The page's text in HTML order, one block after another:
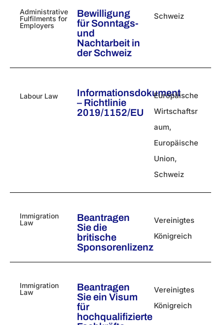
Administrative
Fulfilments for
Employers
Bewilligung
für Sonntags-
und
Nachtarbeit in
der Schweiz
Schweiz
Labour Law
Informationsdokument
– Richtlinie
2019/1152/EU
Europäische
Wirtschaftsr
aum,
Europäische
Union,
Schweiz
Immigration
Law
Beantragen
Sie die
britische
Sponsorenlizenz
Vereinigtes
Königreich
Immigration
Law
Beantragen
Sie ein Visum
für
hochqualifizierte
Vereinigtes
Königreich